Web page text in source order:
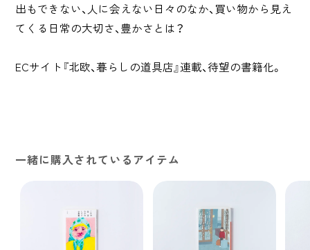
出もできない、人に会えない日々のなか、買い物から見え
てくる日常の大切さ、豊かさとは？
ECサイト『北欧、暮らしの道具店』連載、待望の書籍化。
一緒に購入されているアイテム